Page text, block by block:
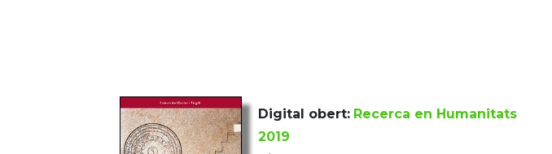
Digital obert: Recerca en Humanitats
2019